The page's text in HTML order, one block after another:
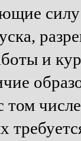
силу
и